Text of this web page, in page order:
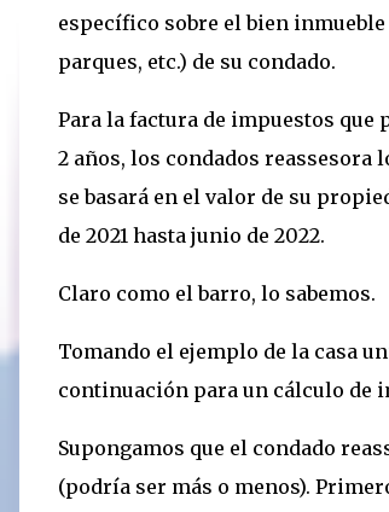
específico sobre el bien
parques, etc.) de su condado.
Para la factura de impuestos que
2 años, los condados reassesora
se basará en el valor de su
de 2021 hasta junio de 2022.
Claro como el barro, lo sabemos.
Tomando el ejemplo de la casa
continuación para un cálculo de
Supongamos que el condado
(podría ser más o menos).